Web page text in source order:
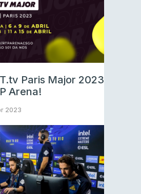
Paris Major 2023
Arena!
2023